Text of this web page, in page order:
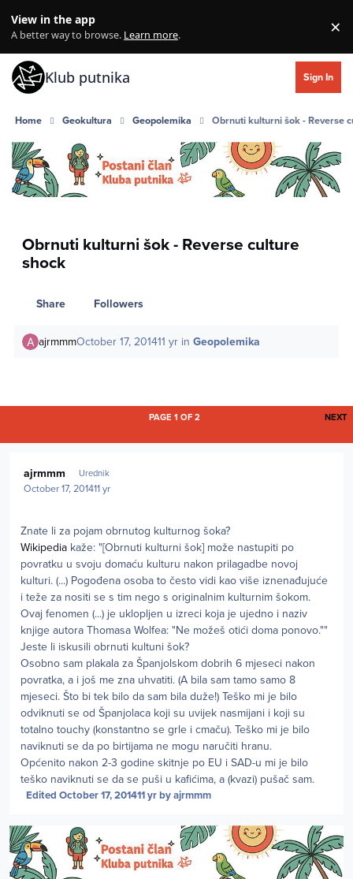
View in the app
A better way to browse. Learn more. ×
Klub putnika Sign In
Home Geokultura Geopolemika Obrnuti kulturni šok - Reverse
Obrnuti kulturni šok - Reverse culture
shock
Share Followers
ajrmmmOctober 17, 201411 yr inGeopolemika
NEXT
PAGE 1 OF 2
ajrmmm Urednik
October 17, 201411 yr
Znate li za pojam obrnutog kulturnog šoka?
Wikipedia kaže: "[Obrnuti kulturni šok] može nastupiti po
povratku u svoju domaću kulturu nakon prilagadbe novoj
kulturi. (...) Pogođena osoba to često vidi kao više iznenađujuće
i teže za nositi se s tim nego s originalnim kulturnim šokom.
Ovaj fenomen (...) je uklopljen u izreci koja je ujedno i naziv
knjige autora Thomasa Wolfea: "Ne možeš otići doma ponovo.""
Jeste li iskusili obrnuti kultuni šok?
Osobno sam plakala za Španjolskom dobrih 6 mjeseci nakon
povratka, a i još me zna uhvatiti. (A bila sam tamo samo 8
mjeseci. Što bi tek bilo da sam bila duže!) Teško mi je bilo
odviknuti se od Španjolaca koji su uvijek nasmijani i koji su
totalno touchy (konstantno se grle i cmaču). Teško mi je bilo
naviknuti se da po birtijama ne mogu naručiti hranu.
Općenito nakon 2-3 godine skitnje po EU i SAD-u mi je bilo
teško naviknuti se da se puši u kafićima, a (kvazi) pušač sam.
Edited October 17, 201411 yrby ajrmmm